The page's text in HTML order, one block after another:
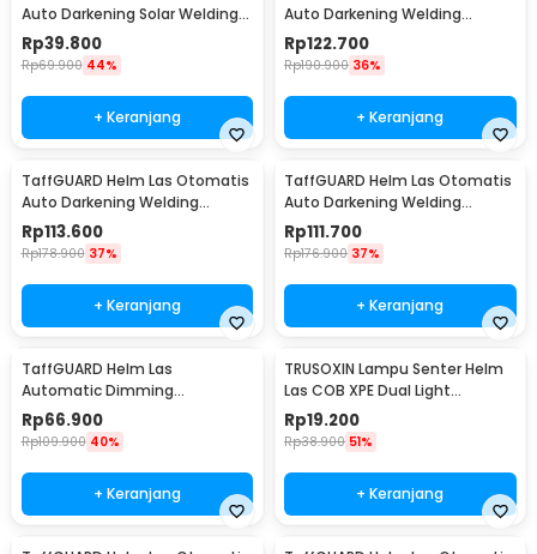
Auto Darkening Solar Welding
Helmet - HJ19
Rp39.800
Rp69.900 44%
+ Keranjang
Auto Darkening Welding
Helmet - HW10
Rp122.700
Rp190.900 36%
+ Keranjang
TaffGUARD Helm Las Otomatis
Auto Darkening Welding
Helmet - HW12
Rp113.600
Rp178.900 37%
+ Keranjang
TaffGUARD Helm Las Otomatis
Auto Darkening Welding
Helmet Terminator - HW12
Rp111.700
Rp176.900 37%
+ Keranjang
TaffGUARD Helm Las
Automatic Dimming
Protective Welding with
Headlamp - HJ10
Rp66.900
Rp109.900 40%
+ Keranjang
TRUSOXIN Lampu Senter Helm
Las COB XPE Dual Light
Rechargeable - TR35
Rp19.200
Rp38.900 51%
+ Keranjang